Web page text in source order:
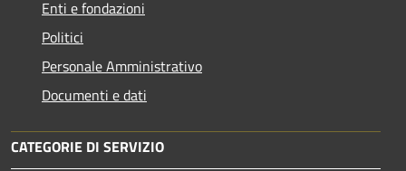
Enti e fondazioni
Politici
Personale Amministrativo
Documenti e dati
CATEGORIE DI SERVIZIO